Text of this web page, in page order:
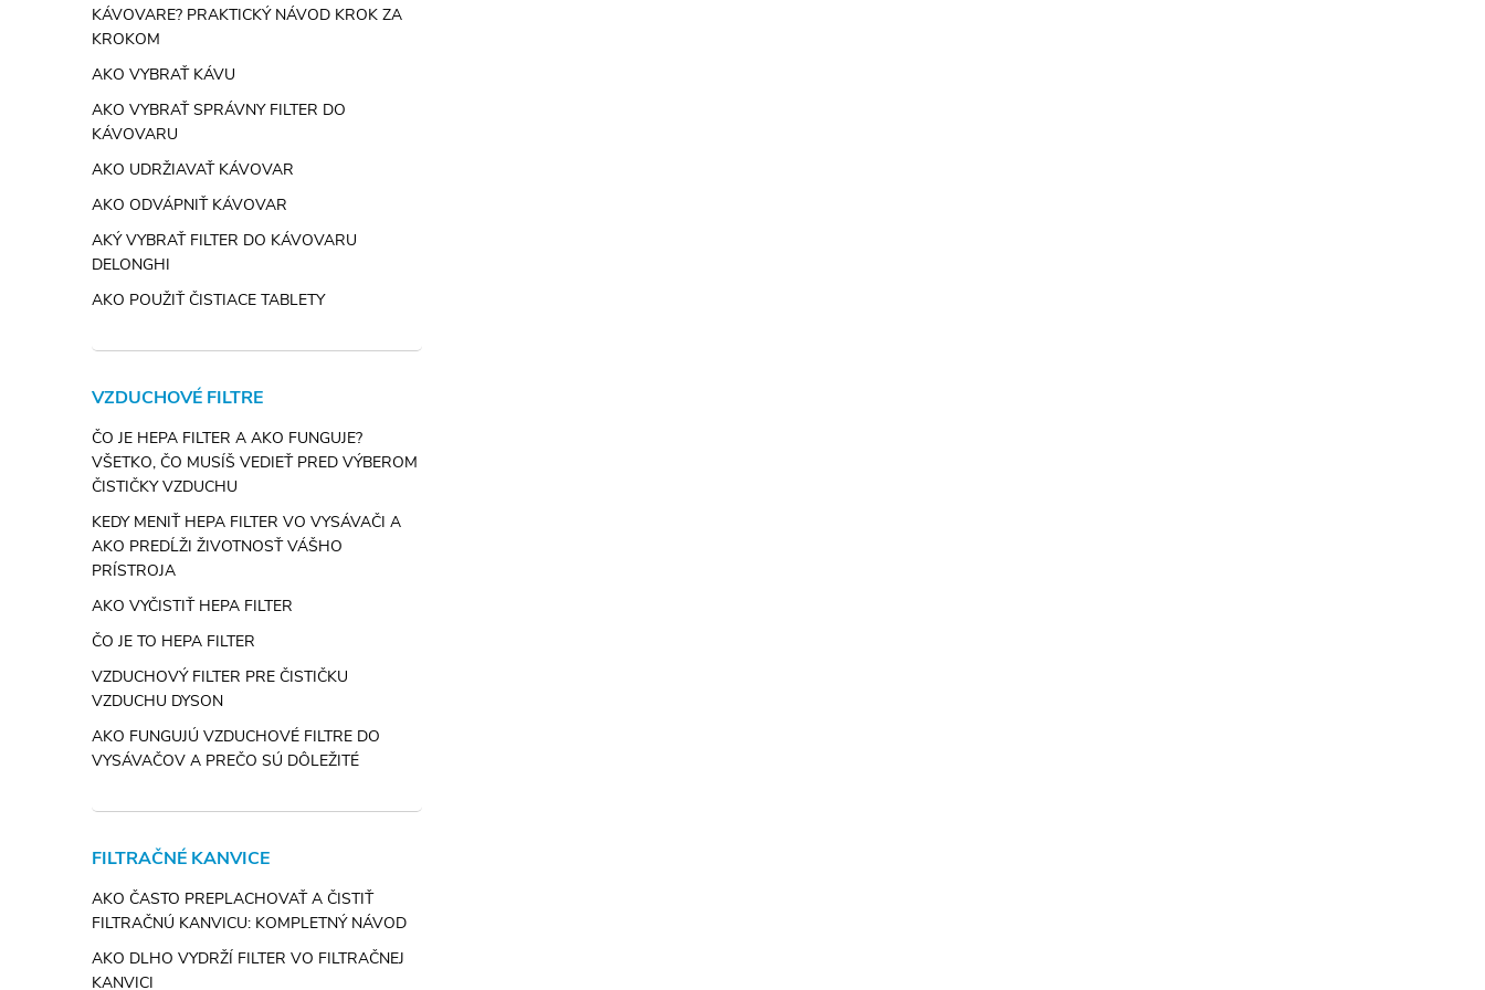
KÁVOVARE? PRAKTICKÝ NÁVOD KROK ZA
KROKOM
AKO VYBRAŤ KÁVU
AKO VYBRAŤ SPRÁVNY FILTER DO
KÁVOVARU
AKO UDRŽIAVAŤ KÁVOVAR
AKO ODVÁPNIŤ KÁVOVAR
AKÝ VYBRAŤ FILTER DO KÁVOVARU
DELONGHI
AKO POUŽIŤ ČISTIACE TABLETY
VZDUCHOVÉ FILTRE
ČO JE HEPA FILTER A AKO FUNGUJE?
VŠETKO, ČO MUSÍŠ VEDIEŤ PRED VÝBEROM
ČISTIČKY VZDUCHU
KEDY MENIŤ HEPA FILTER VO VYSÁVAČI A
AKO PREDĹŽI ŽIVOTNOSŤ VÁŠHO
PRÍSTROJA
AKO VYČISTIŤ HEPA FILTER
ČO JE TO HEPA FILTER
VZDUCHOVÝ FILTER PRE ČISTIČKU
VZDUCHU DYSON
AKO FUNGUJÚ VZDUCHOVÉ FILTRE DO
VYSÁVAČOV A PREČO SÚ DÔLEŽITÉ
FILTRAČNÉ KANVICE
AKO ČASTO PREPLACHOVAŤ A ČISTIŤ
FILTRAČNÚ KANVICU: KOMPLETNÝ NÁVOD
AKO DLHO VYDRŽÍ FILTER VO FILTRAČNEJ
KANVICI